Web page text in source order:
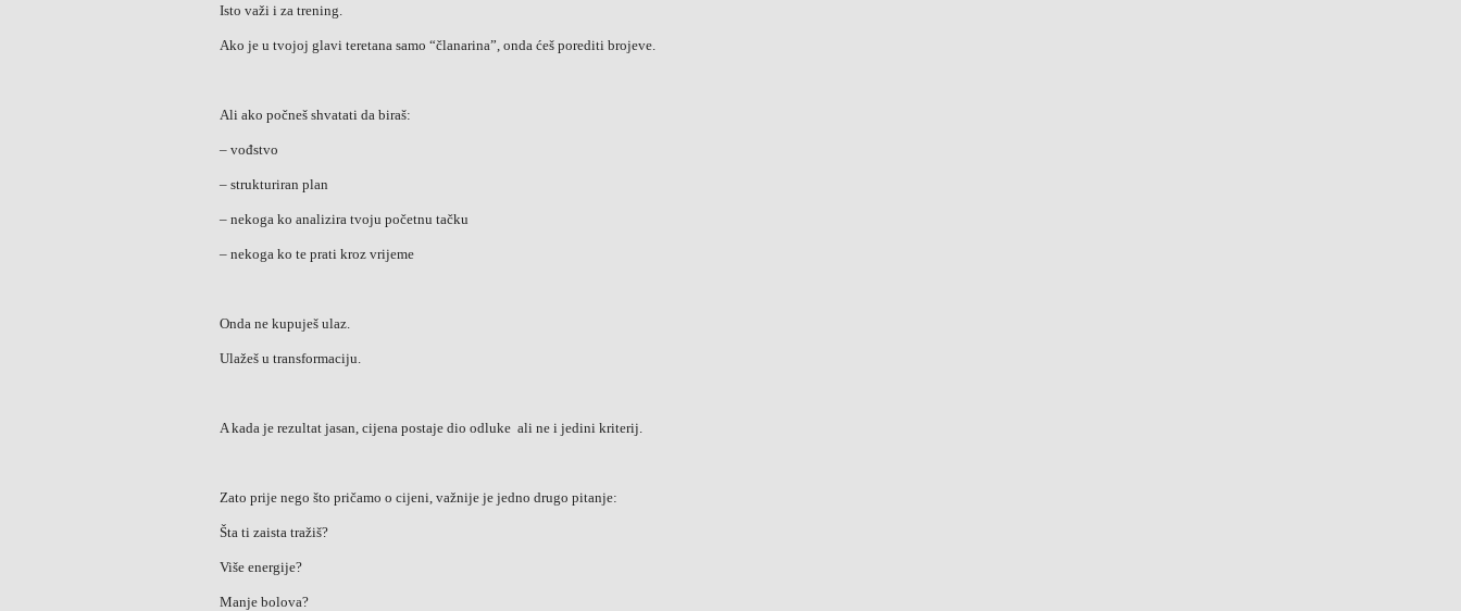
Isto važi i za trening.
Ako je u tvojoj glavi teretana samo “članarina”, onda ćeš porediti brojeve.
Ali ako počneš shvatati da biraš:
– vođstvo
– strukturiran plan
– nekoga ko analizira tvoju početnu tačku
– nekoga ko te prati kroz vrijeme
Onda ne kupuješ ulaz.
Ulažeš u transformaciju.
A kada je rezultat jasan, cijena postaje dio odluke ali ne i jedini kriterij.
Zato prije nego što pričamo o cijeni, važnije je jedno drugo pitanje:
Šta ti zaista tražiš?
Više energije?
Manje bolova?